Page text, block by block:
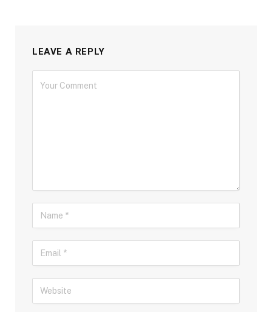
LEAVE A REPLY